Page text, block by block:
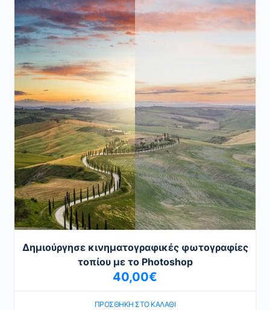
Δημιούργησε κινηματογραφικές φωτογραφίες
τοπίου με το Photoshop
40,00€
ΠΡΟΣΘΉΚΗ ΣΤΟ ΚΑΛΆΘΙ